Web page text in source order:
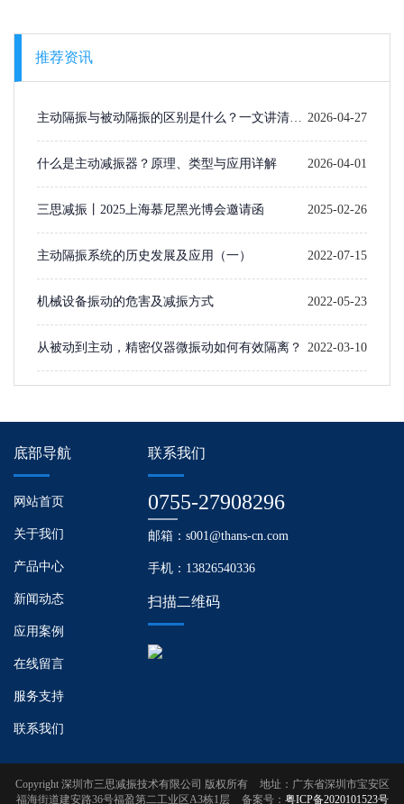
推荐资讯
主动隔振与被动隔振的区别是什么？一文讲清楚
选型逻辑
2026-04-27
什么是主动减振器？原理、类型与应用详解 2026-04-01
三思减振丨2025上海慕尼黑光博会邀请函 2025-02-26
主动隔振系统的历史发展及应用（一）​ 2022-07-15
机械设备振动的危害及减振方式 2022-05-23
从被动到主动，精密仪器微振动如何有效隔离？ 2022-03-10
底部导航
网站首页
关于我们
产品中心
新闻动态
应用案例
在线留言
服务支持
联系我们
联系我们
0755-27908296
邮箱：s001@thans-cn.com
手机：13826540336
扫描二维码
Copyright 深圳市三思减振技术有限公司 版权所有
地址：广东省深圳市宝安区
福海街道建安路36号福盈第二工业区A3栋1层
备案号： 粤ICP备2020101523号